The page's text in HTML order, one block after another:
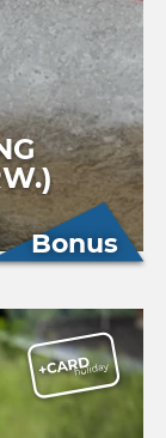
Bonus